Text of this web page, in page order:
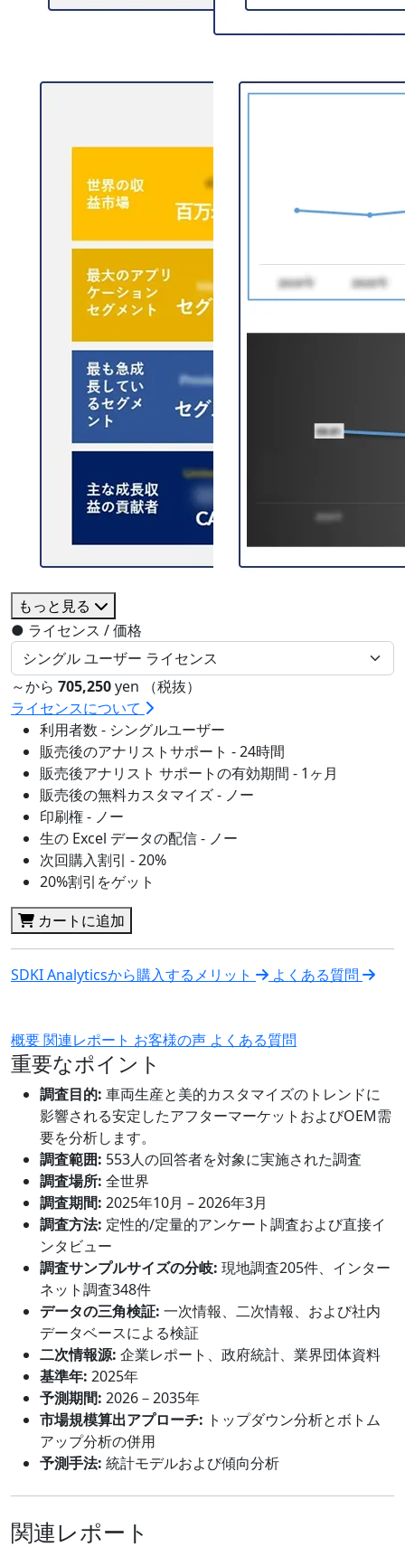
もっと見る
● ライセンス / 価格
～から 705,250yen （税抜）
ライセンスについて
利用者数 - シングルユーザー
販売後のアナリストサポート - 24時間
販売後アナリスト サポートの有効期間 - 1ヶ月
販売後の無料カスタマイズ - ノー
印刷権 - ノー
生の Excel データの配信 - ノー
次回購入割引 - 20%
20%割引をゲット
カートに追加
SDKI Analyticsから購入するメリット よくある質問
概要関連レポート お客様の声 よくある質問
重要なポイント
調査目的: 車両生産と美的カスタマイズのトレンドに
影響される安定したアフターマーケットおよびOEM需
要を分析します。
調査範囲: 553人の回答者を対象に実施された調査
調査場所: 全世界
調査期間: 2025年10月 – 2026年3月
調査方法: 定性的/定量的アンケート調査および直接イ
ンタビュー
調査サンプルサイズの分岐: 現地調査205件、インター
ネット調査348件
データの三角検証: 一次情報、二次情報、および社内
データベースによる検証
二次情報源: 企業レポート、政府統計、業界団体資料
基準年: 2025年
予測期間: 2026－2035年
市場規模算出アプローチ: トップダウン分析とボトム
アップ分析の併用
予測手法: 統計モデルおよび傾向分析
関連レポート